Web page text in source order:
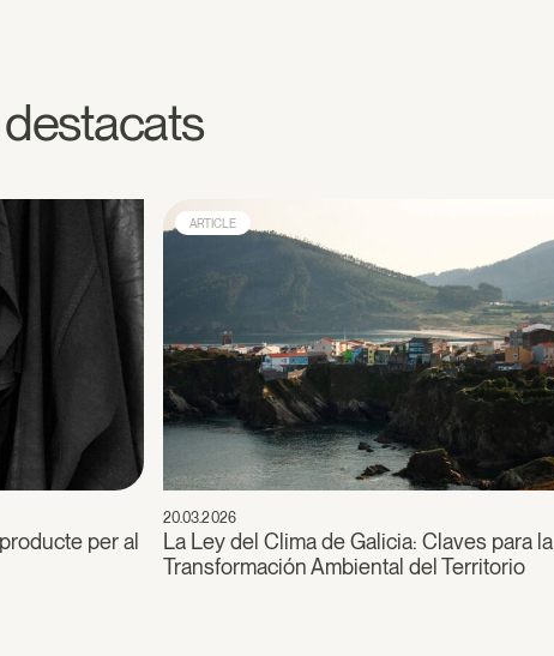
per al
ARTICLE
20.03.2026
La Ley del Clima de Galicia: Claves para la
Transformación Ambiental del Territorio